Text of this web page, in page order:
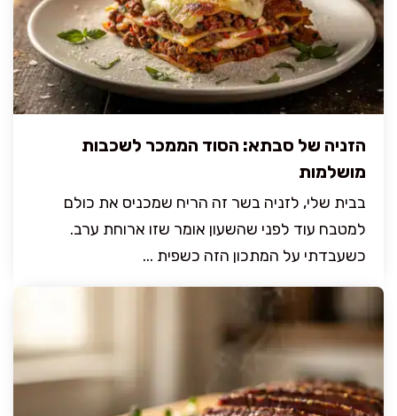
הזניה של סבתא: הסוד הממכר לשכבות
מושלמות
בבית שלי, לזניה בשר זה הריח שמכניס את כולם
למטבח עוד לפני שהשעון אומר שזו ארוחת ערב.
כשעבדתי על המתכון הזה כשפית ...